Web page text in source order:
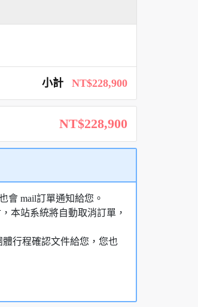
小計 NT$228,900
NT$228,900
會 mail訂單通知給您。
本站系統將自動取消訂單，
行程確認文件給您，您也